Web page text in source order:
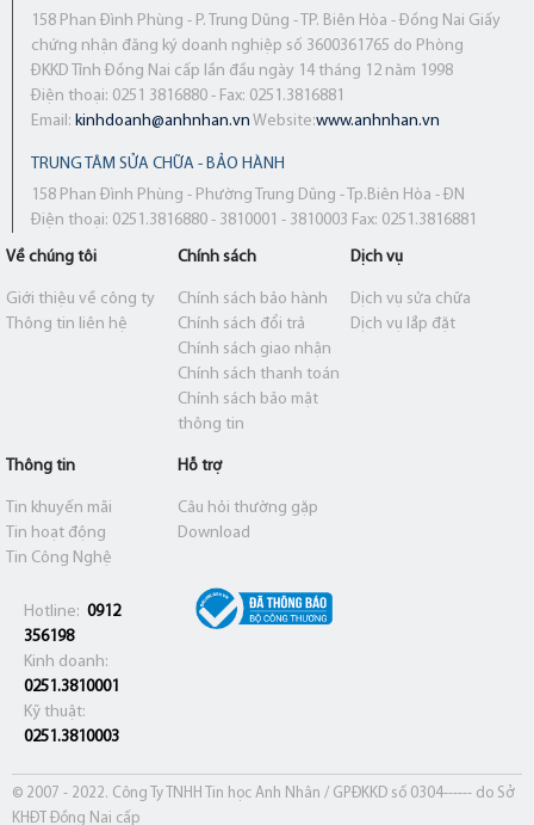
158 Phan Đình Phùng - P. Trung Dũng - TP. Biên Hòa - Đồng Nai Giấy
chứng nhận đăng ký doanh nghiệp số 3600361765 do Phòng
ĐKKD Tỉnh Đồng Nai cấp lần đầu ngày 14 tháng 12 năm 1998
Điện thoại: 0251 3816880 - Fax: 0251.3816881
Email: kinhdoanh@anhnhan.vn Website:www.anhnhan.vn
TRUNG TÂM SỬA CHỮA - BẢO HÀNH
158 Phan Đình Phùng - Phường Trung Dũng - Tp.Biên Hòa - ĐN
Điện thoại: 0251.3816880 - 3810001 - 3810003 Fax: 0251.3816881
Về chúng tôi
Giới thiệu về công ty
Thông tin liên hệ
Chính sách
Chính sách bảo hành
Chính sách đổi trả
Chính sách giao nhận
Chính sách thanh toán
Chính sách bảo mật
thông tin
Dịch vụ
Dịch vụ sửa chữa
Dịch vụ lắp đặt
Thông tin
Tin khuyến mãi
Tin hoạt động
Tin Công Nghệ
Hỗ trợ
Câu hỏi thường gặp
Download
Hotline: 0912
356198
Kinh doanh:
0251.3810001
Kỹ thuật:
0251.3810003
© 2007 - 2022. Công Ty TNHH Tin học Anh Nhân / GPĐKKD số 0304------ do Sở
KHĐT Đồng Nai cấp